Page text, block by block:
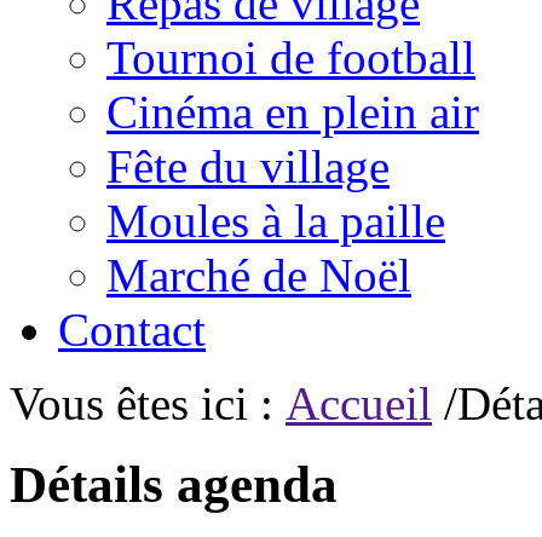
Tournoi de football
Cinéma en plein air
Fête du village
Moules à la paille
Marché de Noël
Contact
Vous êtes ici : Accueil /
Détails agenda